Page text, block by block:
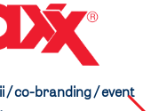
/ co-branding / event